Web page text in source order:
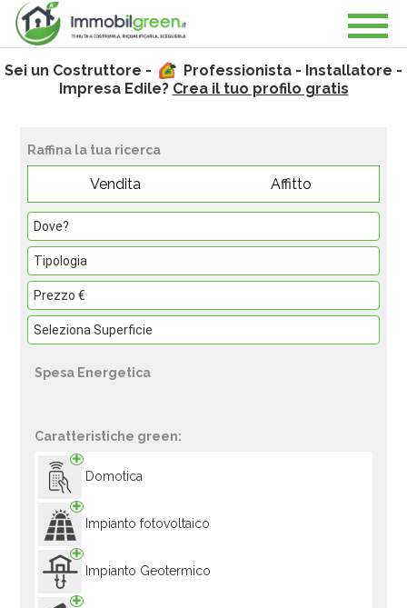
Sei un Costruttore -
Professionista - Installatore -
Impresa Edile? Crea il tuo profilo gratis
Raffina la tua ricerca
Vendita Affitto
Spesa Energetica
Caratteristiche green:
Domotica
Impianto fotovoltaico
Impianto Geotermico